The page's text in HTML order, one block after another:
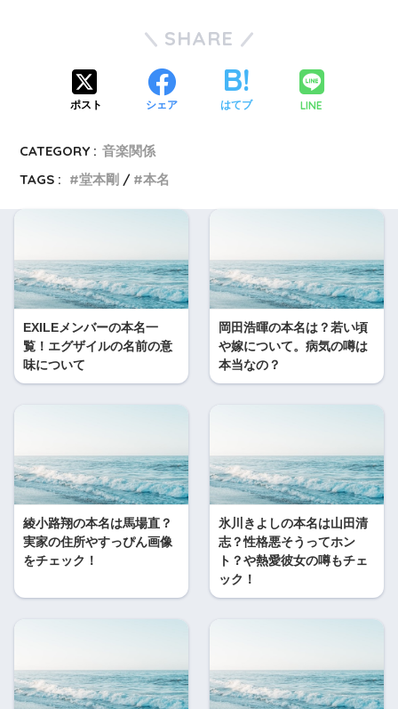
SHARE
ポスト シェア はてブ LINE
CATEGORY : 音楽関係
TAGS :
堂本剛 本名
EXILEメンバーの本名一
覧！エグザイルの名前の意
味について
岡田浩暉の本名は？若い頃
や嫁について。病気の噂は
本当なの？
綾小路翔の本名は馬場直？
実家の住所やすっぴん画像
をチェック！
氷川きよしの本名は山田清
志？性格悪そうってホン
ト？や熱愛彼女の噂もチェ
ック！